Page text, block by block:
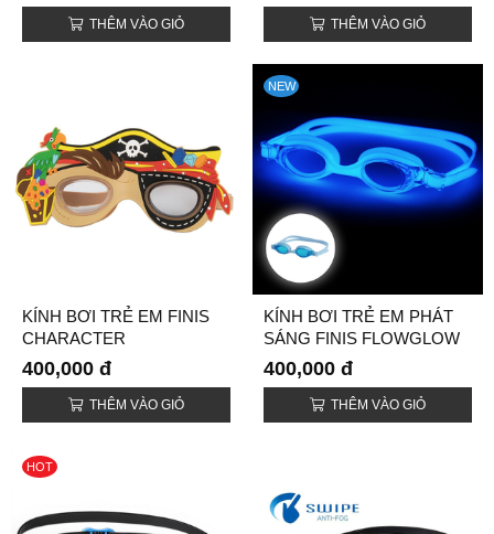
THÊM VÀO GIỎ THÊM VÀO GIỎ
KÍNH BƠI TRẺ EM FINIS
CHARACTER
(CHARACTER GOGGLES)
400,000 đ
THÊM VÀO GIỎ
NEW
KÍNH BƠI TRẺ EM PHÁT
SÁNG FINIS FLOWGLOW
(FLOWGLOW GOGGLES)
400,000 đ
THÊM VÀO GIỎ
HOT